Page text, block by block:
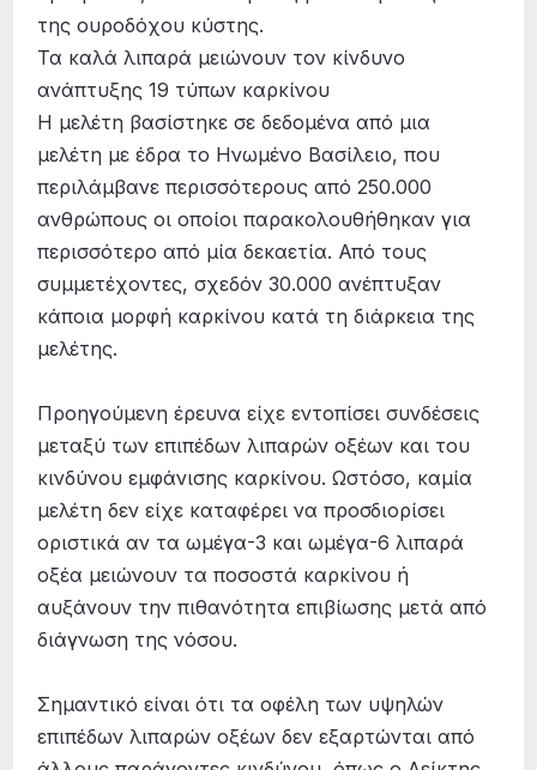
της ουροδόχου κύστης.
Τα καλά λιπαρά μειώνουν τον κίνδυνο
ανάπτυξης 19 τύπων καρκίνου
Η μελέτη βασίστηκε σε δεδομένα από μια
μελέτη με έδρα το Ηνωμένο Βασίλειο, που
περιλάμβανε περισσότερους από 250.000
ανθρώπους οι οποίοι παρακολουθήθηκαν για
περισσότερο από μία δεκαετία. Από τους
συμμετέχοντες, σχεδόν 30.000 ανέπτυξαν
κάποια μορφή καρκίνου κατά τη διάρκεια της
μελέτης.
Προηγούμενη έρευνα είχε εντοπίσει συνδέσεις
μεταξύ των επιπέδων λιπαρών οξέων και του
κινδύνου εμφάνισης καρκίνου. Ωστόσο, καμία
μελέτη δεν είχε καταφέρει να προσδιορίσει
οριστικά αν τα ωμέγα-3 και ωμέγα-6 λιπαρά
οξέα μειώνουν τα ποσοστά καρκίνου ή
αυξάνουν την πιθανότητα επιβίωσης μετά από
διάγνωση της νόσου.
Σημαντικό είναι ότι τα οφέλη των υψηλών
επιπέδων λιπαρών οξέων δεν εξαρτώνται από